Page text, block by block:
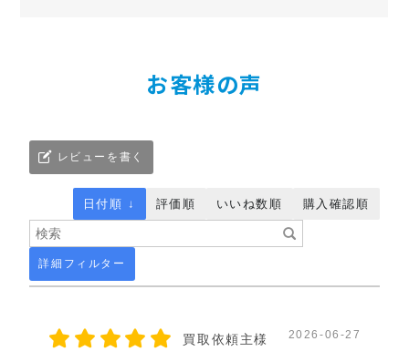
お客様の声
レビューを書く
詳細フィルター
日付順 ↓ 評価順 いいね数順 購入確認順
買取依頼主様 2026-06-27